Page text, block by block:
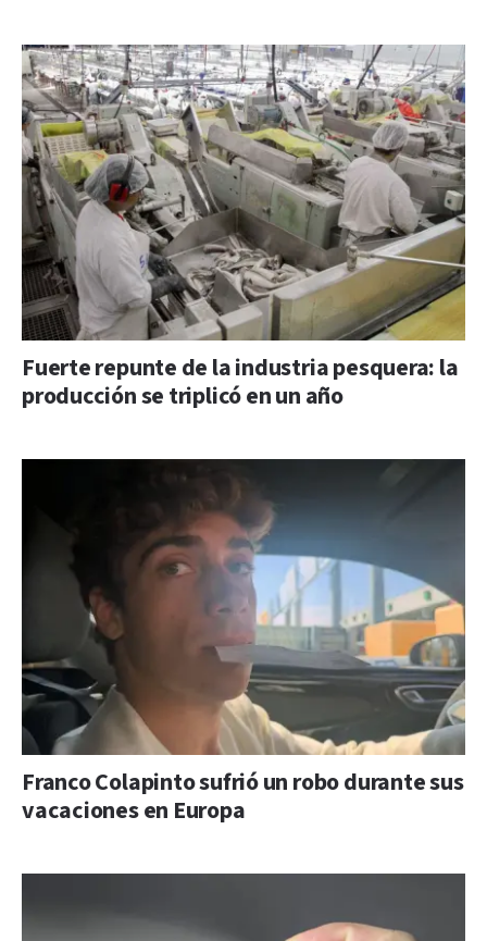
Fuerte repunte de la industria pesquera: la
producción se triplicó en un año
Franco Colapinto sufrió un robo durante sus
vacaciones en Europa